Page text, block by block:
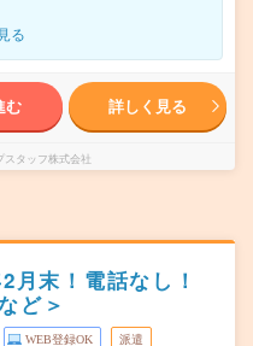
る
む 詳しく見る
タッフ株式会社
月末！電話なし！
ど＞
WEB登録OK 派遣